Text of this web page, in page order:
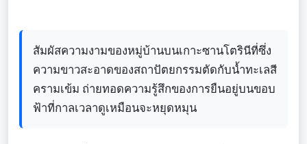
สัมผัสความงามของหมู่บ้านบนเกาะซานโตรินีที่ซึ่ง
ความขาวสะอาดของสถาปัตยกรรมตัดกับน้ำทะเลสี
ครามเข้ม ถ่ายทอดความรู้สึกของการยืนอยู่บนขอบ
ฟ้าที่กาลเวลาดูเหมือนจะหยุดหมุน